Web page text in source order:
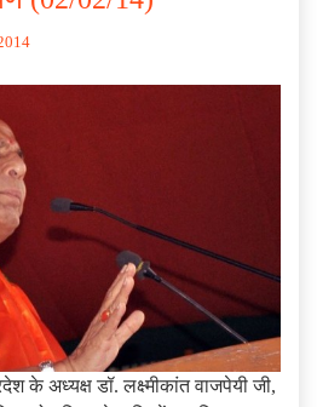
के अध्यक्ष डॉ. लक्ष्मीकांत वाजपेयी जी,